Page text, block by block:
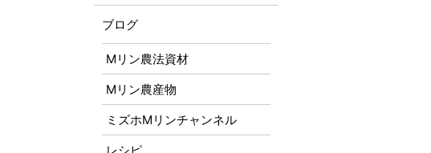
ブログ
Mリン農法資材
Mリン農産物
ミズホMリンチャンネル